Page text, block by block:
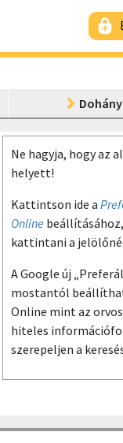
Ne hagyja, hogy az
helyett!
Kattintson ide a
Online
kattintani a
A Google új
mostantól
Online mint az
hiteles
szerepeljen a